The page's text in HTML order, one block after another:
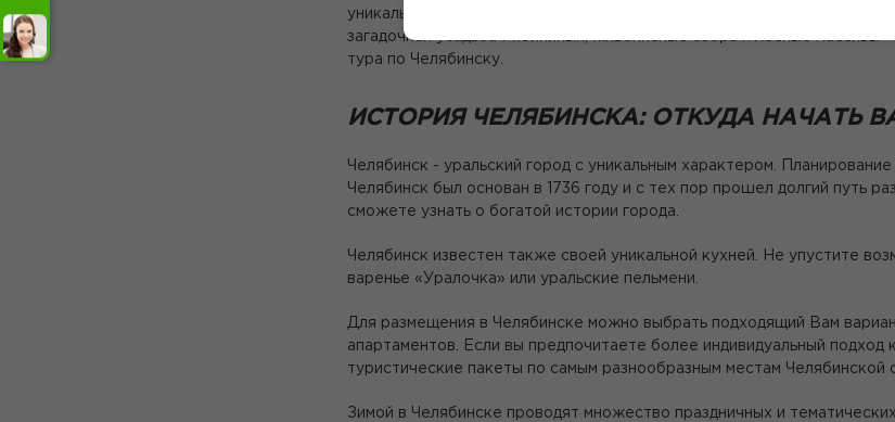
уникальных природных объектов. Величественный Челябинский
загадочная усадьба Рябининых, живописные озера и лесные массивы
тура по Челябинску.
ИСТОРИЯ ЧЕЛЯБИНСКА: ОТКУДА НАЧАТЬ
Челябинск - уральский город с уникальным характером.
Челябинск был основан в 1736 году и с тех пор прошел долгий путь
сможете узнать о богатой истории города.
Челябинск известен также своей уникальной кухней. Не упустите
варенье «Уралочка» или уральские пельмени.
Для размещения в Челябинске можно выбрать подходящий Вам
апартаментов. Если вы предпочитаете более индивидуальный
туристические пакеты по самым разнообразным местам Челябинской
Зимой в Челябинске проводят множество праздничных и